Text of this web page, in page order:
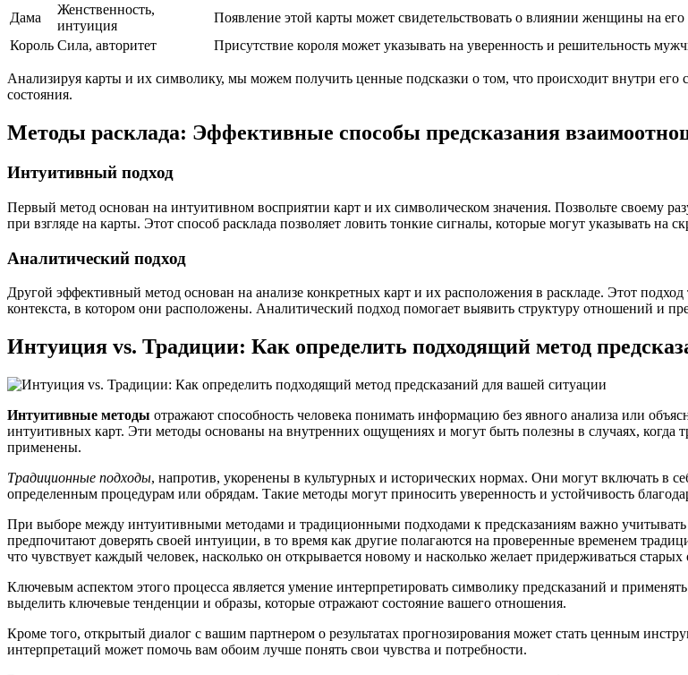
Дама
Женственность,
интуиция
Появление этой карты может свидетельствовать о влиянии женщины на
Король Сила, авторитет Присутствие короля может указывать на уверенность и решительность
Анализируя карты и их символику, мы можем получить ценные подсказки о том, что происходит внутри его
состояния.
Методы расклада: Эффективные способы предсказания
Интуитивный подход
Первый метод основан на интуитивном восприятии карт и их символическом значения. Позвольте своему
при взгляде на карты. Этот способ расклада позволяет ловить тонкие сигналы, которые могут указывать на
Аналитический подход
Другой эффективный метод основан на анализе конкретных карт и их расположения в раскладе. Этот
контекста, в котором они расположены. Аналитический подход помогает выявить структуру отношений и
Интуиция vs. Традиции: Как определить подходящий метод
Интуитивные методы отражают способность человека понимать информацию без явного анализа или
интуитивных карт. Эти методы основаны на внутренних ощущениях и могут быть полезны в случаях, когда
применены.
Традиционные подходы, напротив, укоренены в культурных и исторических нормах. Они могут включать в
определенным процедурам или обрядам. Такие методы могут приносить уверенность и устойчивость
При выборе между интуитивными методами и традиционными подходами к предсказаниям важно
предпочитают доверять своей интуиции, в то время как другие полагаются на проверенные временем
что чувствует каждый человек, насколько он открывается новому и насколько желает придерживаться старых
Ключевым аспектом этого процесса является умение интерпретировать символику предсказаний и
выделить ключевые тенденции и образы, которые отражают состояние вашего отношения.
Кроме того, открытый диалог с вашим партнером о результатах прогнозирования может стать ценным
интерпретаций может помочь вам обоим лучше понять свои чувства и потребности.